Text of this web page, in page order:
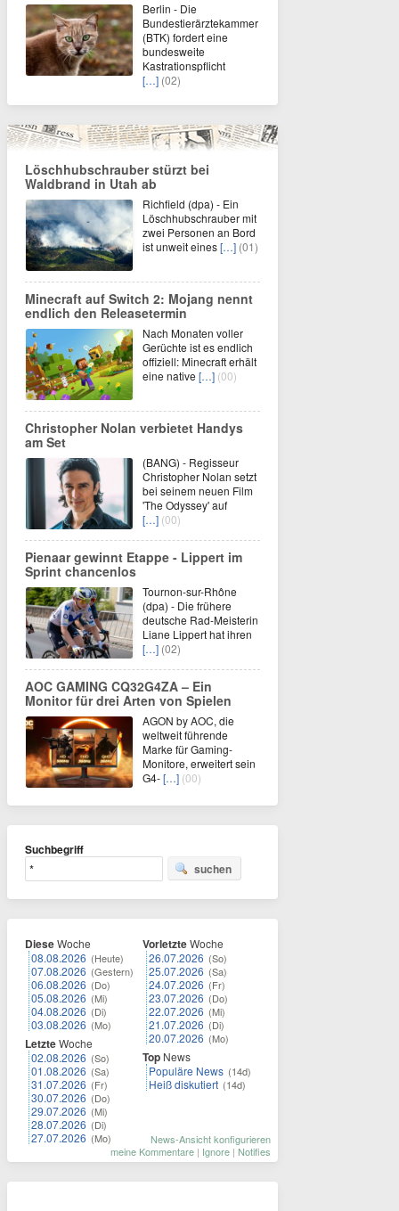
Berlin - Die
Bundestierärztekammer
(BTK) fordert eine
bundesweite
Kastrationspflicht
[…] (02)
Löschhubschrauber stürzt bei
Waldbrand in Utah ab
Richfield (dpa) - Ein
Löschhubschrauber mit
zwei Personen an Bord
ist unweit eines[…] (01)
Minecraft auf Switch 2: Mojang nennt
endlich den Releasetermin
Nach Monaten voller
Gerüchte ist es endlich
offiziell: Minecraft erhält
eine native […] (00)
Christopher Nolan verbietet Handys
am Set
(BANG) - Regisseur
Christopher Nolan setzt
bei seinem neuen Film
'The Odyssey' auf
[…] (00)
Pienaar gewinnt Etappe - Lippert im
Sprint chancenlos
Tournon-sur-Rhône
(dpa) - Die frühere
deutsche Rad-Meisterin
Liane Lippert hat ihren
[…] (02)
AOC GAMING CQ32G4ZA – Ein
Monitor für drei Arten von Spielen
AGON by AOC, die
weltweit führende
Marke für Gaming-
Monitore, erweitert sein
G4-[…] (00)
Suchbegriff
suchen
DieseWoche
08.08.2026 (Heute)
07.08.2026 (Gestern)
06.08.2026 (Do)
05.08.2026 (Mi)
04.08.2026 (Di)
03.08.2026 (Mo)
LetzteWoche
02.08.2026 (So)
01.08.2026 (Sa)
31.07.2026 (Fr)
30.07.2026 (Do)
29.07.2026 (Mi)
28.07.2026 (Di)
27.07.2026 (Mo)
VorletzteWoche
26.07.2026 (So)
25.07.2026 (Sa)
24.07.2026 (Fr)
23.07.2026 (Do)
22.07.2026 (Mi)
21.07.2026 (Di)
20.07.2026 (Mo)
Top News
Populäre News (14d)
Heiß diskutiert (14d)
News-Ansicht konfigurieren
meine Kommentare | Ignore | Notifies